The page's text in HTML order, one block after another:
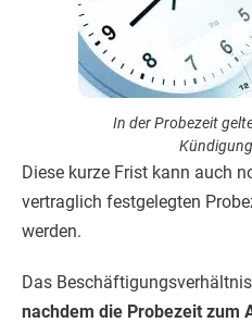
In der Probezeit
Diese kurze Frist kann auch
vertraglich festgelegten
werden.
Das
nachdem die Probezeit zum